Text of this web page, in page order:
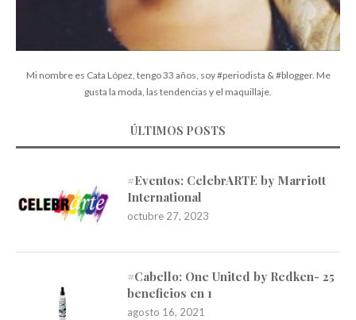
Mi nombre es Cata López, tengo 33 años, soy #periodista & #blogger. Me
gusta la moda, las tendencias y el maquillaje.
ÚLTIMOS POSTS
#Eventos: CelebrARTE by Marriott
International
octubre 27, 2023
#Cabello: One United by Redken- 25
beneficios en 1
agosto 16, 2021